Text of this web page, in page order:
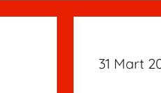
31 Mart